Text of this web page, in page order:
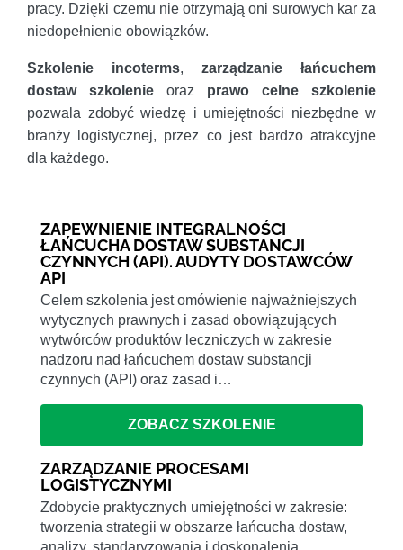
pracy. Dzięki czemu nie otrzymają oni surowych kar za
niedopełnienie obowiązków.
Szkolenie incoterms, zarządzanie łańcuchem
dostaw szkolenie oraz prawo celne szkolenie
pozwala zdobyć wiedzę i umiejętności niezbędne w
branży logistycznej, przez co jest bardzo atrakcyjne
dla każdego.
ZAPEWNIENIE INTEGRALNOŚCI
ŁAŃCUCHA DOSTAW SUBSTANCJI
CZYNNYCH (API). AUDYTY DOSTAWCÓW
API
Celem szkolenia jest omówienie najważniejszych
wytycznych prawnych i zasad obowiązujących
wytwórców produktów leczniczych w zakresie
nadzoru nad łańcuchem dostaw substancji
czynnych (API) oraz zasad i…
ZOBACZ SZKOLENIE
ZARZĄDZANIE PROCESAMI
LOGISTYCZNYMI
Zdobycie praktycznych umiejętności w zakresie:
tworzenia strategii w obszarze łańcucha dostaw,
analizy, standaryzowania i doskonalenia